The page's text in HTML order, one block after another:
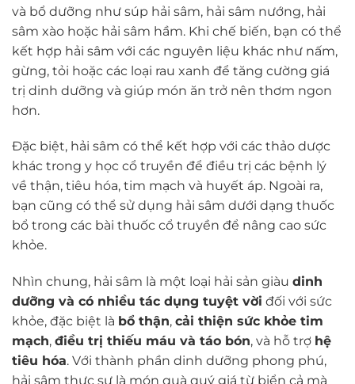
và bổ dưỡng như súp hải sâm, hải sâm nướng, hải
sâm xào hoặc hải sâm hầm. Khi chế biến, bạn có thể
kết hợp hải sâm với các nguyên liệu khác như nấm,
gừng, tỏi hoặc các loại rau xanh để tăng cường giá
trị dinh dưỡng và giúp món ăn trở nên thơm ngon
hơn.
Đặc biệt, hải sâm có thể kết hợp với các thảo dược
khác trong y học cổ truyền để điều trị các bệnh lý
về thận, tiêu hóa, tim mạch và huyết áp. Ngoài ra,
bạn cũng có thể sử dụng hải sâm dưới dạng thuốc
bổ trong các bài thuốc cổ truyền để nâng cao sức
khỏe.
Nhìn chung, hải sâm là một loại hải sản giàu dinh
dưỡng và có nhiều tác dụng tuyệt vời đối với sức
khỏe, đặc biệt là bổ thận, cải thiện sức khỏe tim
mạch, điều trị thiếu máu và táo bón, và hỗ trợ hệ
tiêu hóa. Với thành phần dinh dưỡng phong phú,
hải sâm thực sự là món quà quý giá từ biển cả mà